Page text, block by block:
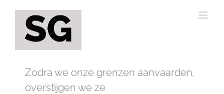
Zodra we onze grenzen aanvaarden,
overstijgen we ze